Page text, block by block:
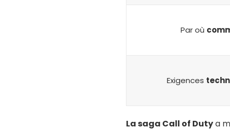
Par où
Exigences
La saga Call of Dutya